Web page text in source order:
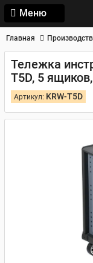
Меню
Главная
Тележка
T5D, 5
Артикул: KRW-T5D